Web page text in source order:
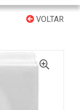
VOLTAR